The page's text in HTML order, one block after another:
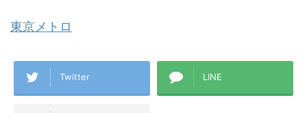
東京メトロ
Twitter LINE